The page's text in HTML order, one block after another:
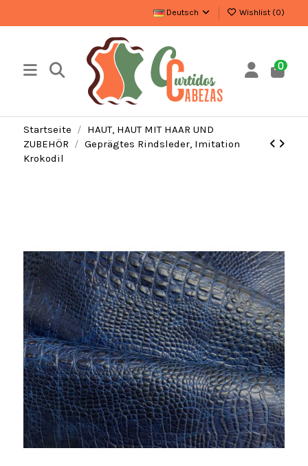
Deutsch Wishlist (0)
0
Startseite
HAUT, HAUT MIT HAAR UND
ZUBEHÖR
Geprägtes Rindsleder, Imitation
Krokodil